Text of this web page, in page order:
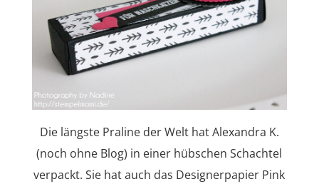
Die längste Praline der Welt hat Alexandra K.
(noch ohne Blog) in einer hübschen Schachtel
verpackt. Sie hat auch das Designerpapier Pink